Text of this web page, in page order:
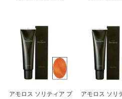
アモロス ソリティア プ
アモロス ソリ